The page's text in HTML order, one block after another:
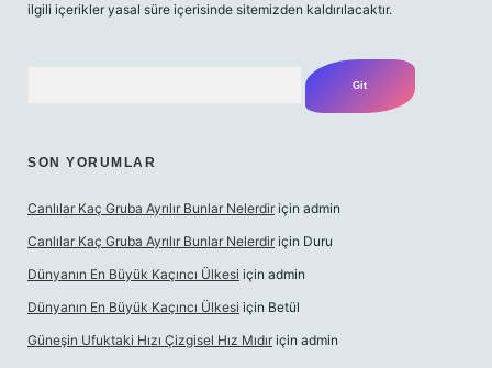
ilgili içerikler yasal süre içerisinde sitemizden kaldırılacaktır.
SON YORUMLAR
Canlılar Kaç Gruba Ayrılır Bunlar Nelerdir için admin
Canlılar Kaç Gruba Ayrılır Bunlar Nelerdir için Duru
Dünyanın En Büyük Kaçıncı Ülkesi için admin
Dünyanın En Büyük Kaçıncı Ülkesi için Betül
Güneşin Ufuktaki Hızı Çizgisel Hız Mıdır için admin